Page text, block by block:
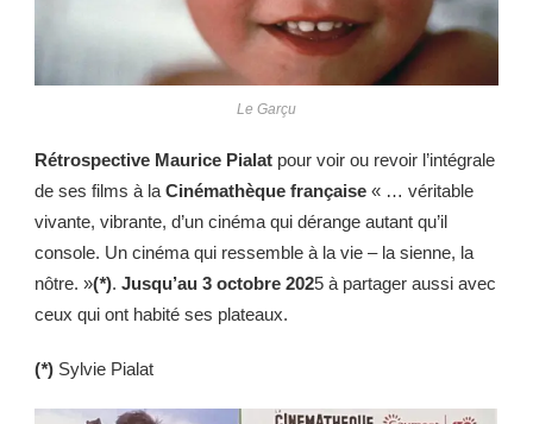
Le Garçu
Rétrospective Maurice Pialat pour voir ou revoir l’intégrale
de ses films à la Cinémathèque française « … véritable
vivante, vibrante, d’un cinéma qui dérange autant qu’il
console. Un cinéma qui ressemble à la vie – la sienne, la
nôtre. »(*). Jusqu’au 3 octobre 2025 à partager aussi avec
ceux qui ont habité ses plateaux.
(*) Sylvie Pialat